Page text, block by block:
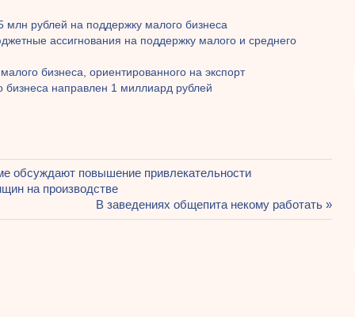
млн рублей на поддержку малого бизнеса
ассигнования на поддержку малого и среднего
бизнеса, ориентированного на экспорт
бизнеса направлен 1 миллиард рублей
обсуждают повышение привлекательности
на производстве
Следующая
запись:
В заведениях общепита некому работать